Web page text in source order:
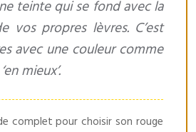
teinte qui se fond avec la
vos propres lèvres. C’est
avec une couleur comme
mieux’.
complet pour choisir son rouge